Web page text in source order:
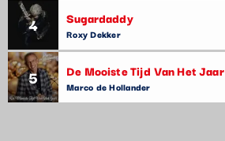
4 Sugardaddy
Roxy Dekker
5 De Mooiste Tijd Van Het Jaar
Marco de Hollander